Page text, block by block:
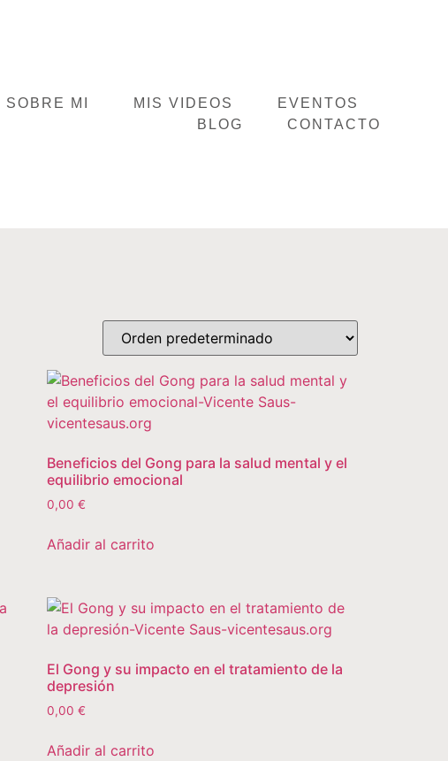
SOBRE MI MIS VIDEOS
EVENTOS
BLOG
CONTACTO
Beneficios del Gong para la salud mental y el
equilibrio emocional
0,00 €
Añadir al carrito
El Gong y su impacto en el tratamiento de la
depresión
0,00 €
Añadir al carrito